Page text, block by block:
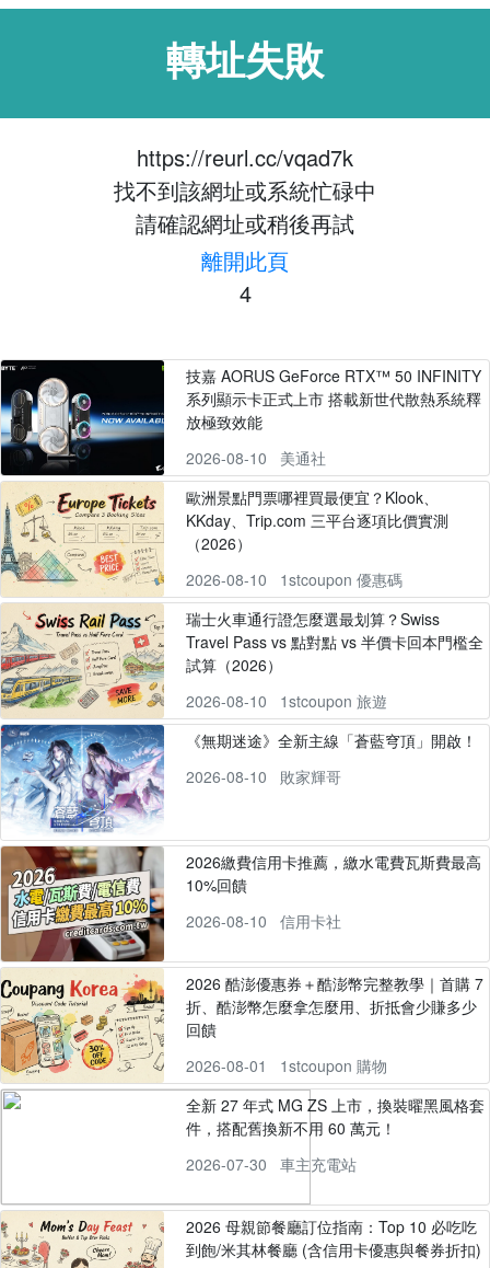
轉址失敗
https://reurl.cc/vqad7k
找不到該網址或系統忙碌中
請確認網址或稍後再試
離開此頁
4
技嘉 AORUS GeForce RTX™ 50 INFINITY
系列顯示卡正式上市 搭載新世代散熱系統釋
放極致效能
2026-08-10
美通社
歐洲景點門票哪裡買最便宜？Klook、
KKday、Trip.com 三平台逐項比價實測
（2026）
2026-08-10
1stcoupon 優惠碼
瑞士火車通行證怎麼選最划算？Swiss
Travel Pass vs 點對點 vs 半價卡回本門檻全
試算（2026）
2026-08-10
1stcoupon 旅遊
《無期迷途》全新主線「蒼藍穹頂」開啟！
2026-08-10
敗家輝哥
2026繳費信用卡推薦，繳水電費瓦斯費最高
10%回饋
2026-08-10
信用卡社
2026 酷澎優惠券＋酷澎幣完整教學｜首購 7
折、酷澎幣怎麼拿怎麼用、折抵會少賺多少
回饋
2026-08-01
1stcoupon 購物
全新 27 年式 MG ZS 上市，換裝曜黑風格套
件，搭配舊換新不用 60 萬元！
2026-07-30
車主充電站
2026 母親節餐廳訂位指南：Top 10 必吃吃
到飽/米其林餐廳 (含信用卡優惠與餐券折扣)